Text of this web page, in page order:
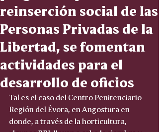
reinserción social de las
Personas Privadas de la
Libertad, se fomentan
actividades para el
desarrollo de oficios
Tal es el caso del Centro Penitenciario
Región del Évora, en Angostura en
donde, a través de la horticultura,